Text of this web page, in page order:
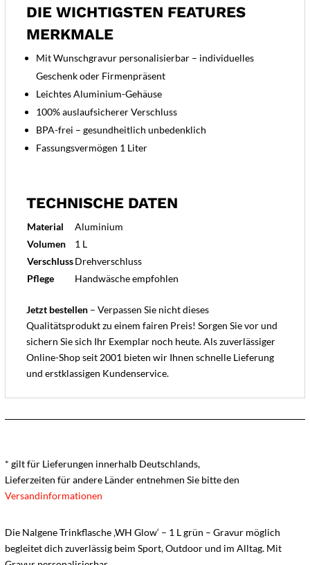
DIE WICHTIGSTEN FEATURES
MERKMALE
Mit Wunschgravur personalisierbar – individuelles
Geschenk oder Firmenpräsent
Leichtes Aluminium-Gehäuse
100% auslaufsicherer Verschluss
BPA-frei – gesundheitlich unbedenklich
Fassungsvermögen 1 Liter
TECHNISCHE DATEN
Material
Aluminium
Volumen
1 L
VerschlussDrehverschluss
Pflege
Handwäsche empfohlen
Jetzt bestellen– Verpassen Sie nicht dieses
Qualitätsprodukt zu einem fairen Preis! Sorgen Sie vor und
sichern Sie sich Ihr Exemplar noch heute. Als zuverlässiger
Online-Shop seit 2001 bieten wir Ihnen schnelle Lieferung
und erstklassigen Kundenservice.
* gilt für Lieferungen innerhalb Deutschlands,
Lieferzeiten für andere Länder entnehmen Sie bitte den
Versandinformationen
Die Nalgene Trinkflasche ‚WH Glow‘ – 1 L grün – Gravur möglich
begleitet dich zuverlässig beim Sport, Outdoor und im Alltag. Mit